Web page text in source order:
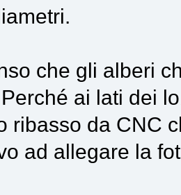
che gli alberi
ai lati dei
ribasso da CNC
ad allegare la